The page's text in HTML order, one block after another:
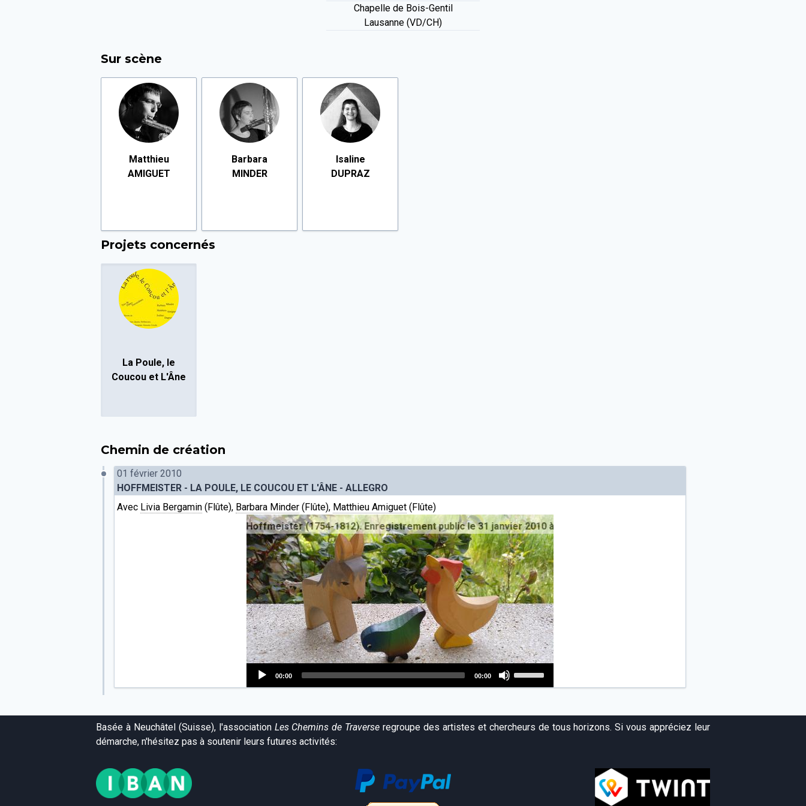
Chapelle de Bois-Gentil
Lausanne (VD/CH)
Sur scène
Matthieu
AMIGUET
Barbara
MINDER
Isaline
DUPRAZ
Projets concernés
La Poule, le
Coucou et L'Âne
Chemin de création
01 février 2010
HOFFMEISTER - LA POULE, LE COUCOU ET L'ÂNE - ALLEGRO
Avec Livia Bergamin (Flûte), Barbara Minder (Flûte), Matthieu Amiguet (Flûte)
00:00 00:00
to
F.A. Hoffmeister (1754-1812). Enregistrement public le 31 janvier 2010 à Cortaillod (NE/CH)
Basée à Neuchâtel (Suisse), l'association Les Chemins de Traverse regroupe des artistes et chercheurs de tous horizons. Si vous appréciez leur
démarche, n'hésitez pas à soutenir leurs futures activités: